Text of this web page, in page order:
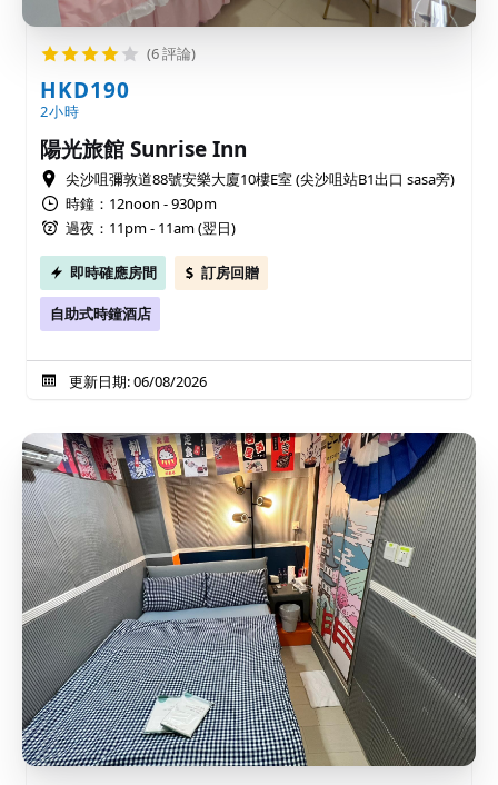
(6 評論)
HKD190
2小時
陽光旅館 Sunrise Inn
尖沙咀彌敦道88號安樂大廈10樓E室 (尖沙咀站B1出口 sasa旁)
時鐘：12noon - 930pm
過夜：11pm - 11am (翌日)
即時確應房間 訂房回贈
自助式時鐘酒店
更新日期: 06/08/2026